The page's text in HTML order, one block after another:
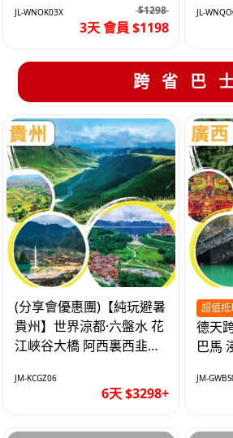
JL-WNOK03X $1298
3天 會員 $1198
JL-
跨省巴
(分享會優惠團)【純玩避暑
貴州】世界涼都·六盤水 花
江峽谷大橋 阿西裏西韭菜
JM-KCGZ06
6天 $3298+
超值抵
德天
巴馬
JM-